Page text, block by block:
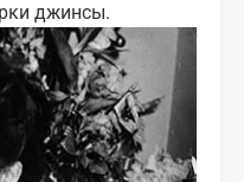
джинсы.